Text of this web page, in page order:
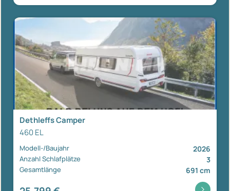
Dethleffs Camper
460 EL
Modell-/Baujahr 2026
Anzahl Schlafplätze 3
Gesamtlänge 691 cm